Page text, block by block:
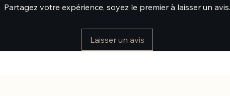
Partagez votre expérience, soyez le premier à laisser un avis.
Laisser un avis